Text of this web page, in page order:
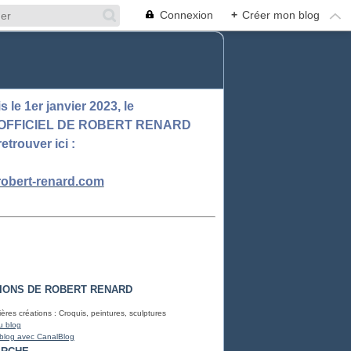
Connexion + Créer mon blog
le 1er janvier 2023, le
DE ROBERT RENARD
ici :
renard.com
DE ROBERT RENARD
créations : Croquis, peintures, sculptures
blog
avec CanalBlog